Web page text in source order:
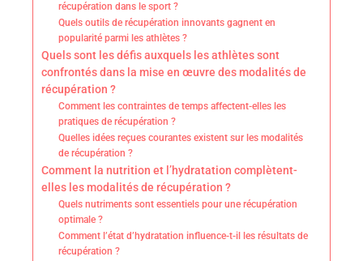
récupération dans le sport ?
Quels outils de récupération innovants gagnent en
popularité parmi les athlètes ?
Quels sont les défis auxquels les athlètes sont
confrontés dans la mise en œuvre des modalités de
récupération ?
Comment les contraintes de temps affectent-elles les
pratiques de récupération ?
Quelles idées reçues courantes existent sur les modalités
de récupération ?
Comment la nutrition et l’hydratation complètent-
elles les modalités de récupération ?
Quels nutriments sont essentiels pour une récupération
optimale ?
Comment l’état d’hydratation influence-t-il les résultats de
récupération ?